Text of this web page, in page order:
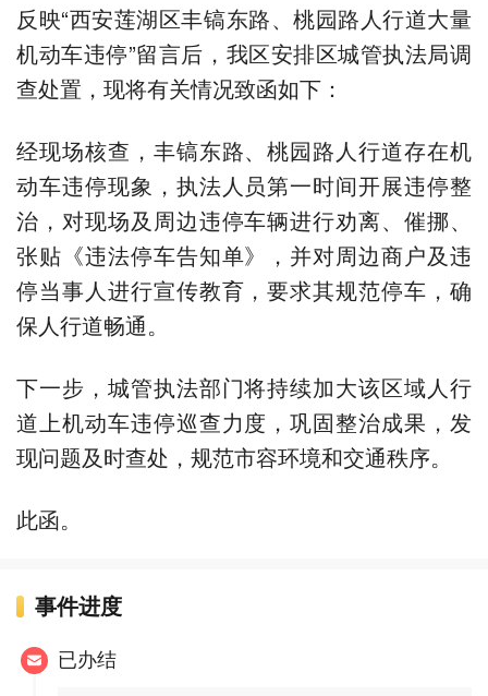
反映“西安莲湖区丰镐东路、桃园路人行道大量
机动车违停”留言后，我区安排区城管执法局调
查处置，现将有关情况致函如下：
经现场核查，丰镐东路、桃园路人行道存在机
动车违停现象，执法人员第一时间开展违停整
治，对现场及周边违停车辆进行劝离、催挪、
张贴《违法停车告知单》，并对周边商户及违
停当事人进行宣传教育，要求其规范停车，确
保人行道畅通。
下一步，城管执法部门将持续加大该区域人行
道上机动车违停巡查力度，巩固整治成果，发
现问题及时查处，规范市容环境和交通秩序。
此函。
事件进度
已办结